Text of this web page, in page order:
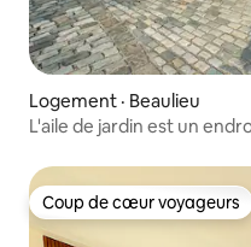
Logement · Beaulieu
L'aile de jardin est un
Coup de cœur voyageurs
Coup de cœur voyageurs